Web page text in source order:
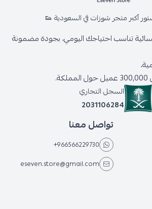
أكبر متجر شوزات في السعودية 👟
تناسب احتياجك اليومي، بجودة مضمونة
السجل التجاري
2031106284
تواصل معنا
+966566229730
eseven.store@gmail.com